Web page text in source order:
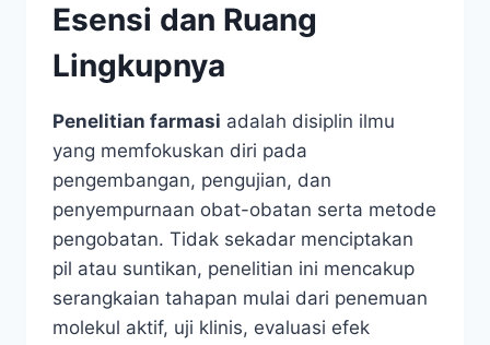
Esensi dan Ruang
Lingkupnya
Penelitian farmasi adalah disiplin ilmu
yang memfokuskan diri pada
pengembangan, pengujian, dan
penyempurnaan obat-obatan serta metode
pengobatan. Tidak sekadar menciptakan
pil atau suntikan, penelitian ini mencakup
serangkaian tahapan mulai dari penemuan
molekul aktif, uji klinis, evaluasi efek